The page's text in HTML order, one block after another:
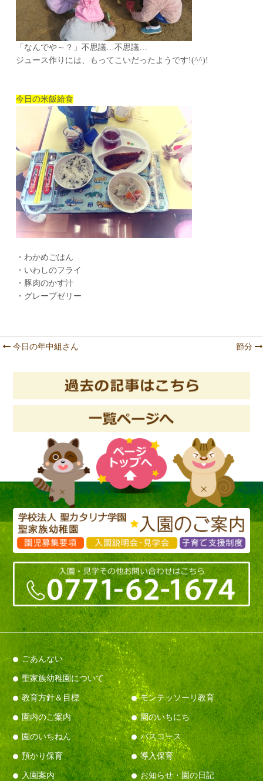
「なんでや～？」不思議…不思議…
ジュース作りには、もってこいだったようです!(^^)!
今日の米飯給食
・わかめごはん
・いわしのフライ
・豚肉のかす汁
・グレープゼリー
Post navigation
今日の年中組さん 節分
ごあんない
聖家族幼稚園について
教育方針＆目標 モンテッソーリ教育
園内のご案内 園のいちにち
園のいちねん バスコース
預かり保育 導入保育
入園案内 お知らせ・園の日記